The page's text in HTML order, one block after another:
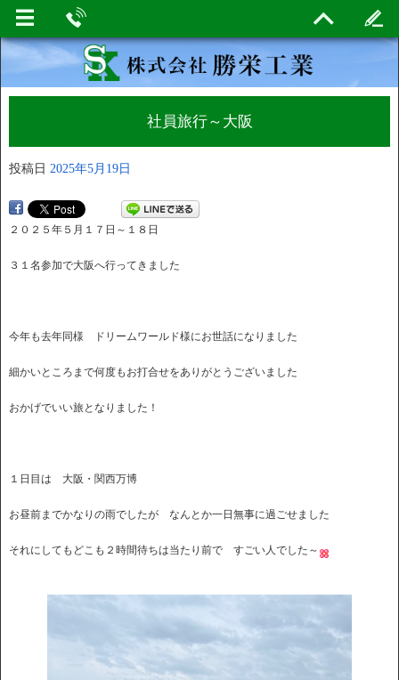
社員旅行～大阪
投稿日 2025年5月19日
２０２５年５月１７日～１８日
３１名参加で大阪へ行ってきました
今年も去年同様 ドリームワールド様にお世話になりました
細かいところまで何度もお打合せをありがとうございました
おかげでいい旅となりました！
１日目は 大阪・関西万博
お昼前までかなりの雨でしたが なんとか一日無事に過ごせました
それにしてもどこも２時間待ちは当たり前で すごい人でした～